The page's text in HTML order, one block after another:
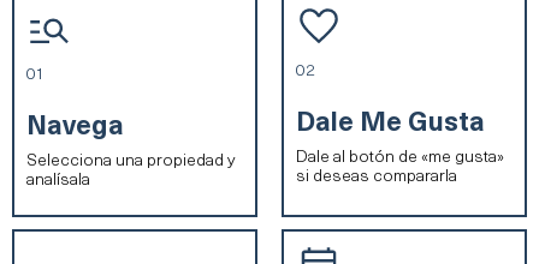
01
Navega
Selecciona una propiedad y
analísala
02
Dale Me Gusta
Dale al botón de «me gusta»
si deseas compararla